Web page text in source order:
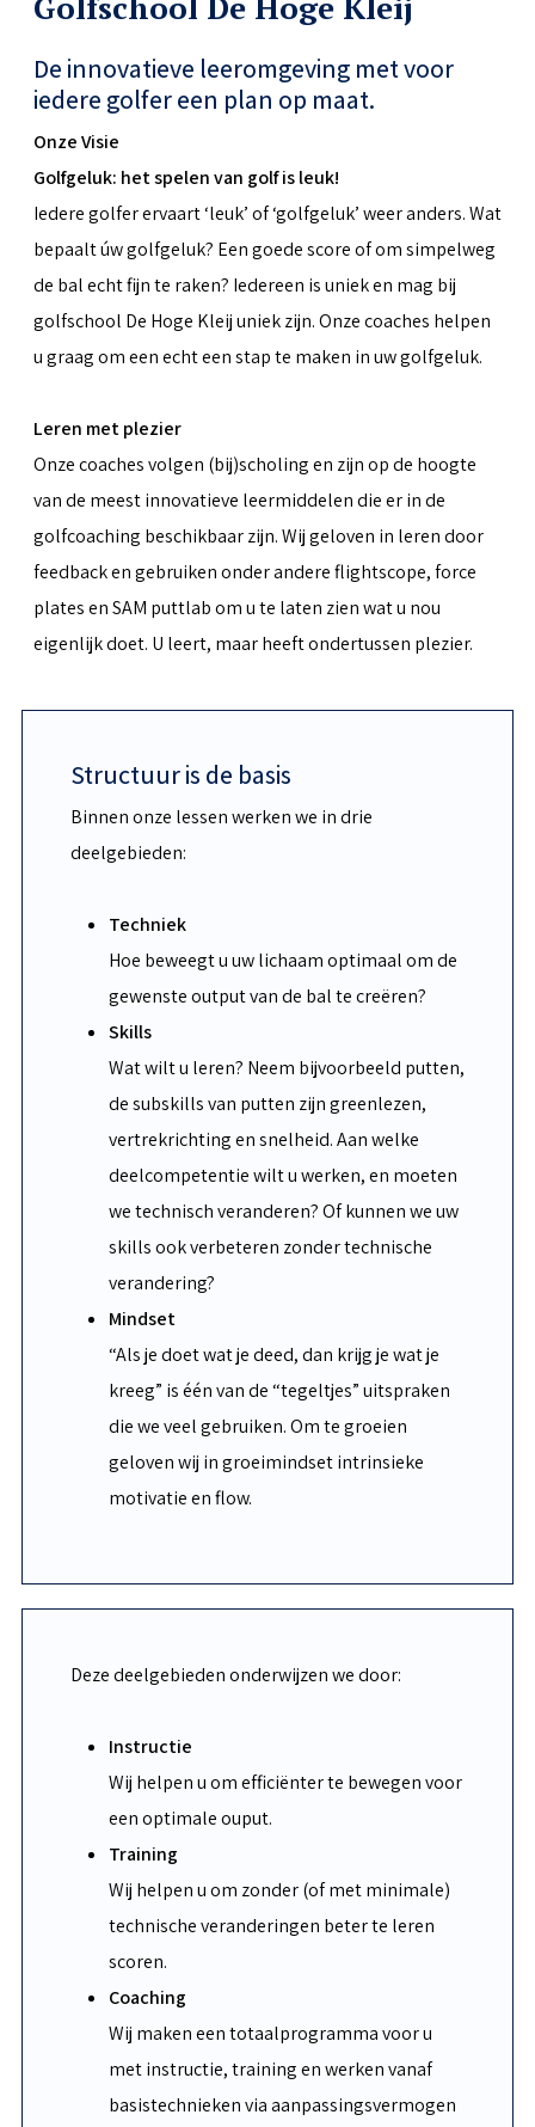
De innovatieve leeromgeving met voor
iedere golfer een plan op maat.
Onze Visie
Golfgeluk: het spelen van golf is leuk!
Iedere golfer ervaart ‘leuk’ of ‘golfgeluk’ weer anders. Wat
bepaalt úw golfgeluk? Een goede score of om simpelweg
de bal echt fijn te raken? Iedereen is uniek en mag bij
golfschool De Hoge Kleij uniek zijn. Onze coaches helpen
u graag om een echt een stap te maken in uw golfgeluk.
Leren met plezier
Onze coaches volgen (bij)scholing en zijn op de hoogte
van de meest innovatieve leermiddelen die er in de
golfcoaching beschikbaar zijn. Wij geloven in leren door
feedback en gebruiken onder andere flightscope, force
plates en SAM puttlab om u te laten zien wat u nou
eigenlijk doet. U leert, maar heeft ondertussen plezier.
Structuur is de basis
Binnen onze lessen werken we in drie
deelgebieden:
Techniek
Hoe beweegt u uw lichaam optimaal om de
gewenste output van de bal te creëren?
Skills
Wat wilt u leren? Neem bijvoorbeeld putten,
de subskills van putten zijn greenlezen,
vertrekrichting en snelheid. Aan welke
deelcompetentie wilt u werken, en moeten
we technisch veranderen? Of kunnen we uw
skills ook verbeteren zonder technische
verandering?
Mindset
“Als je doet wat je deed, dan krijg je wat je
kreeg” is één van de “tegeltjes” uitspraken
die we veel gebruiken. Om te groeien
geloven wij in groeimindset intrinsieke
motivatie en flow.
Deze deelgebieden onderwijzen we door:
Instructie
Wij helpen u om efficiënter te bewegen voor
een optimale ouput.
Training
Wij helpen u om zonder (of met minimale)
technische veranderingen beter te leren
scoren.
Coaching
Wij maken een totaalprogramma voor u
met instructie, training en werken vanaf
basistechnieken via aanpassingsvermogen